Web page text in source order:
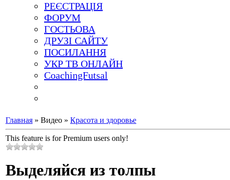
РЕЄСТРАЦІЯ
ФОРУМ
ГОСТЬОВА
ДРУЗІ САЙТУ
ПОСИЛАННЯ
УКР ТВ ОНЛАЙН
CoachingFutsal
Главная » Видео » Красота и здоровье
This feature is for Premium users only!
Выделяйся из толпы